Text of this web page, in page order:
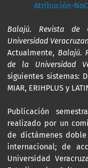
Atribución-
Balajú. Revista de
Universidad
Actualmente, Balajú.
de la Universidad
siguientes sistemas:
MIAR, ERIHPLUS y
Publicación
realizado por un
de dictámenes
internacional; de
Universidad